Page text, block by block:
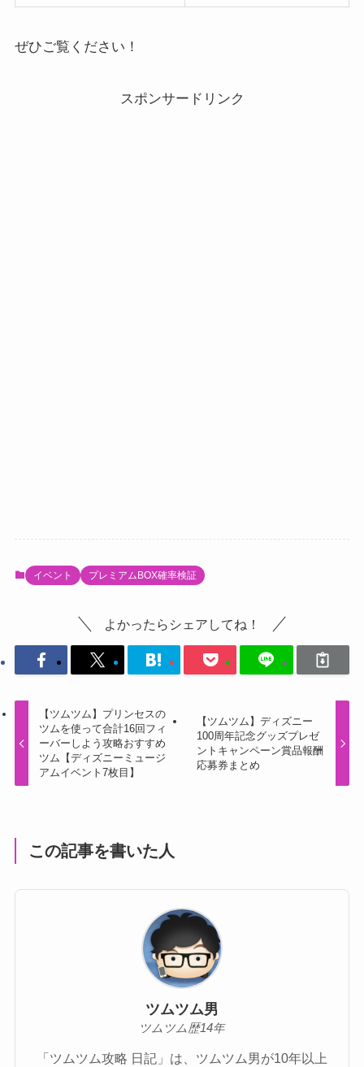
ぜひご覧ください！
スポンサードリンク
イベント プレミアムBOX確率検証
よかったらシェアしてね！
【ツムツム】プリンセスの
ツムを使って合計16回フィ
ーバーしよう攻略おすすめ
ツム【ディズニーミュージ
アムイベント7枚目】
【ツムツム】ディズニー
100周年記念グッズプレゼ
ントキャンペーン賞品報酬
応募券まとめ
この記事を書いた人
ツムツム男
ツムツム歴14年
「ツムツム攻略 日記」は、ツムツム男が10年以上